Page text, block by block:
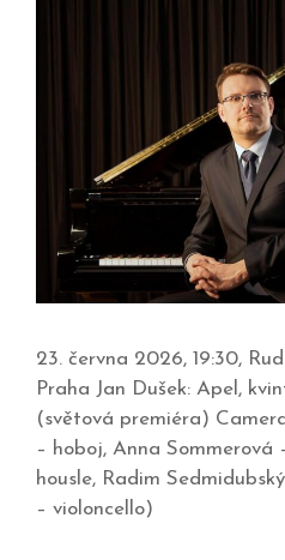
23. června 2026, 19:30,
Praha Jan Dušek: Apel,
(světová premiéra)
– hoboj, Anna Sommerová
housle, Radim
– violoncello)